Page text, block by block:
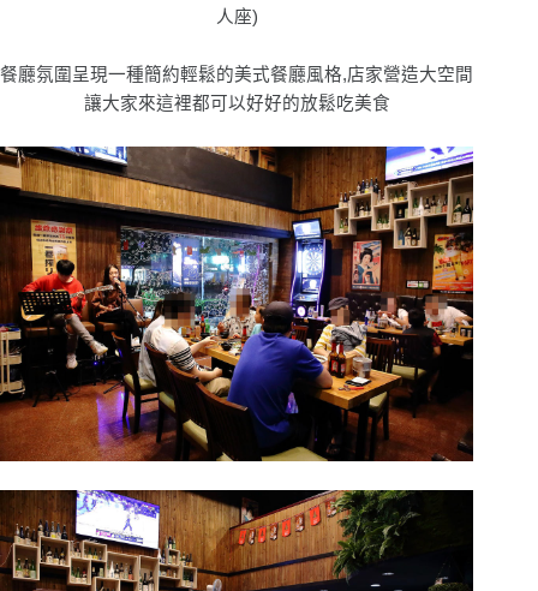
人座)
餐廳氛圍呈現一種簡約輕鬆的美式餐廳風格,店家營造大空間
讓大家來這裡都可以好好的放鬆吃美食